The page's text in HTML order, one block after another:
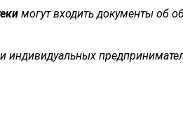
могут входить документы об
индивидуальных